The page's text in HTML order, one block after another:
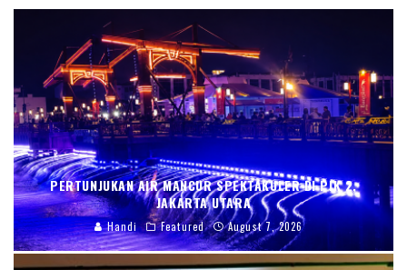
PERTUNJUKAN AIR MANCUR SPEKTAKULER DI PIK 2,
JAKARTA UTARA
Handi Featured August 7, 2026